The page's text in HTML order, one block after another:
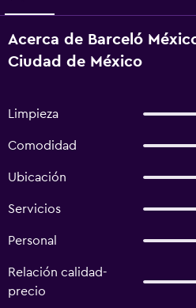
Acerca de Barceló
Ciudad de México
Limpieza
Comodidad
Ubicación
Servicios
Personal
Relación calidad-
precio